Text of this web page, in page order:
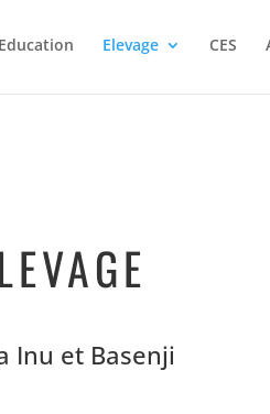
Education Elevage CES
Inu et Basenji